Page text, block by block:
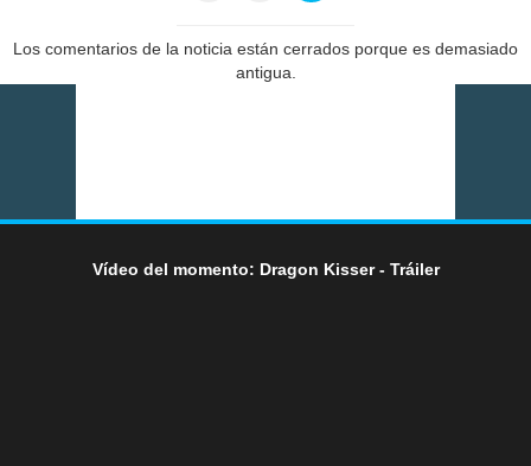
Los comentarios de la noticia están cerrados porque es demasiado
antigua.
Vídeo del momento: Dragon Kisser - Tráiler